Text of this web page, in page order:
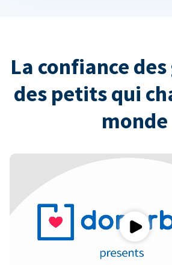
La confiance
des petits qui
monde
Play